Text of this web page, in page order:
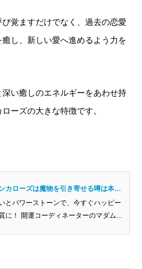
覚ますだけでなく、過去の恋愛
し、新しい愛へ進めるよう力を
い癒しのエネルギーをあわせ持
ーズの大きな特徴です。
カローズは魔物を引き寄せる噂は本
開運のプロが解説
とパワーストーンで、今すぐハッピー
に！ 開運コーディネーターのマダム...